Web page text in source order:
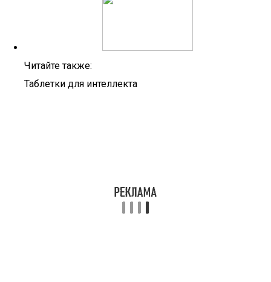
Читайте также:
Таблетки для интеллекта